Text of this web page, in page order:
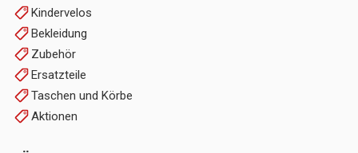
Kindervelos
Bekleidung
Zubehör
Ersatzteile
Taschen und Körbe
Aktionen